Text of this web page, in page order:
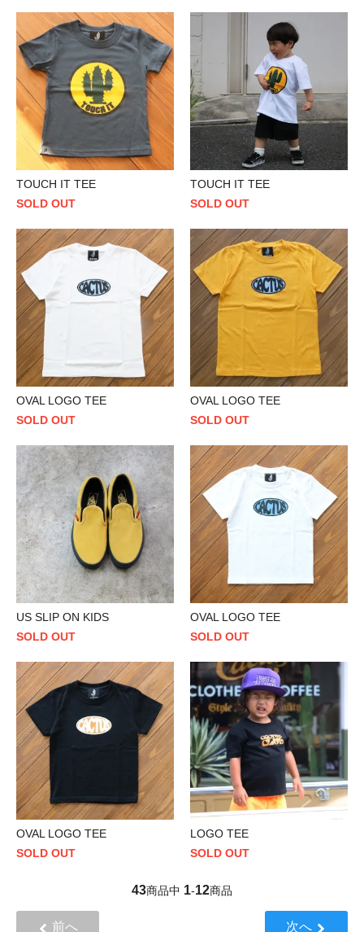
TOUCH IT TEE
SOLD OUT
TOUCH IT TEE
SOLD OUT
OVAL LOGO TEE
SOLD OUT
OVAL LOGO TEE
SOLD OUT
US SLIP ON KIDS
SOLD OUT
OVAL LOGO TEE
SOLD OUT
OVAL LOGO TEE
SOLD OUT
LOGO TEE
SOLD OUT
43商品中 1-12商品
前へ 次へ